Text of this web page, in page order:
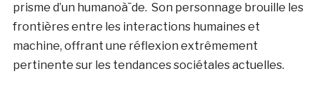
prisme d’un humanoà¯de. Son personnage brouille les
frontières entre les interactions humaines et
machine, offrant une réflexion extrêmement
pertinente sur les tendances sociétales actuelles.